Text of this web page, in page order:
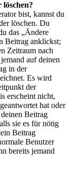
bist, kannst du
löschen. Du
das „Ändere
Beitrag anklickst;
Zeitraum nach
auf deinen
in der
Es wird
der
erscheint nicht,
hat oder
Beitrag
sie es für nötig
Beitrag
Benutzer
bereits jemand